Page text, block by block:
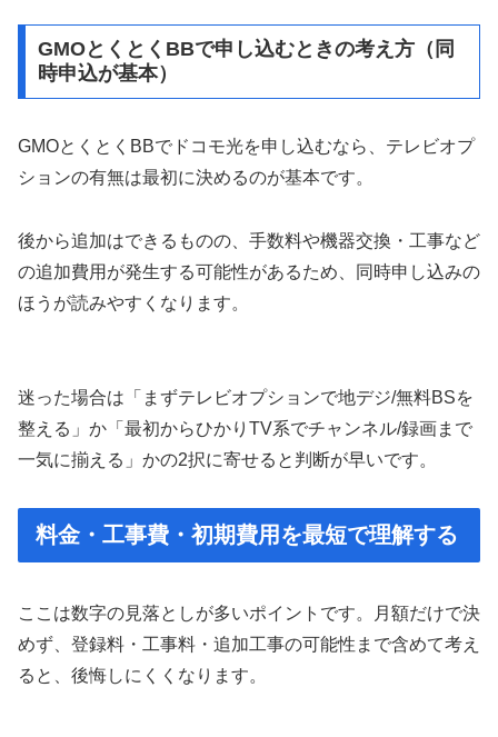
GMOとくとくBBで申し込むときの考え方（同
時申込が基本）
GMOとくとくBBでドコモ光を申し込むなら、テレビオプ
ションの有無は最初に決めるのが基本です。
後から追加はできるものの、手数料や機器交換・工事など
の追加費用が発生する可能性があるため、同時申し込みの
ほうが読みやすくなります。
迷った場合は「まずテレビオプションで地デジ/無料BSを
整える」か「最初からひかりTV系でチャンネル/録画まで
一気に揃える」かの2択に寄せると判断が早いです。
料金・工事費・初期費用を最短で理解する
ここは数字の見落としが多いポイントです。月額だけで決
めず、登録料・工事料・追加工事の可能性まで含めて考え
ると、後悔しにくくなります。